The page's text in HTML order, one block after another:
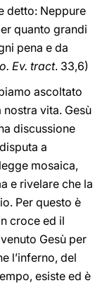
detto: Neppure
quanto grandi
pena e da
Ev. tract. 33,6)
ascoltato
vita. Gesù
discussione
a
mosaica,
e rivelare che la
Per questo è
croce ed il
Gesù per
l’inferno, del
esiste ed è